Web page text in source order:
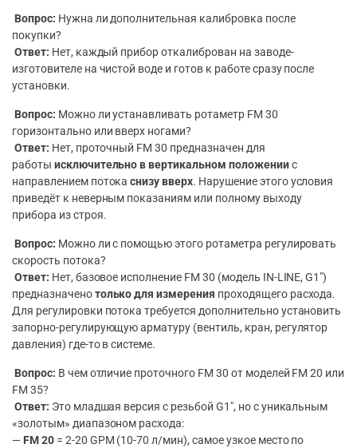
Вопрос: Нужна ли дополнительная калибровка после
покупки?
Ответ: Нет, каждый прибор откалиброван на заводе-
изготовителе на чистой воде и готов к работе сразу после
установки.
Вопрос: Можно ли устанавливать ротаметр FM 30
горизонтально или вверх ногами?
Ответ: Нет, проточный FM 30 предназначен для
работы исключительно в вертикальном положениис
направлением потокаснизу вверх. Нарушение этого условия
приведёт к неверным показаниям или полному выходу
прибора из строя.
Вопрос: Можно ли с помощью этого ротаметра регулировать
скорость потока?
Ответ: Нет, базовое исполнение FM 30 (модель IN-LINE, G1″)
предназначенотолько для измерения проходящего расхода.
Для регулировки потока требуется дополнительно установить
запорно-регулирующую арматуру (вентиль, кран, регулятор
давления) где-то в системе.
Вопрос: В чем отличие проточного FM 30 от моделей FM 20 или
FM 35?
Ответ: Это младшая версия с резьбой G1″, но с уникальным
«золотым» диапазоном расхода:
— FM 20= 2-20 GPM (10-70 л/мин), самое узкое место по